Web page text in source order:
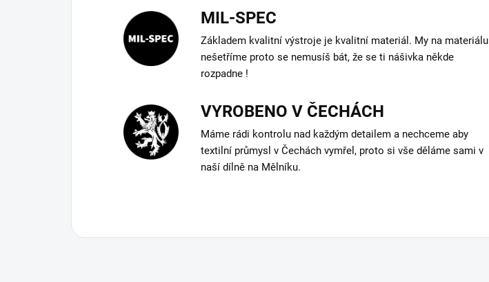
MIL-SPEC
Základem kvalitní výstroje je kvalitní materiál. My na materiálu
nešetříme proto se nemusíš bát, že se ti nášivka někde
rozpadne !
VYROBENO V ČECHÁCH
Máme rádi kontrolu nad každým detailem a nechceme aby
textilní průmysl v Čechách vymřel, proto si vše děláme sami v
naší dílně na Mělníku.